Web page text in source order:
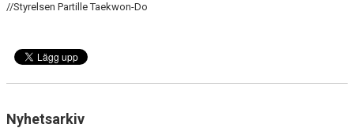
//Styrelsen Partille Taekwon-Do
Nyhetsarkiv